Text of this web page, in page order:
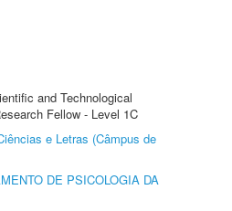
and Technological
Fellow - Level 1C
e Letras (Câmpus de
DE PSICOLOGIA DA